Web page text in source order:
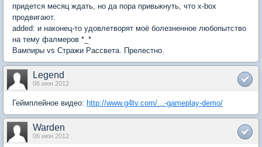
придется месяц ждать, но да пора привыкнуть, что x-box
продвигают.
added: и наконец-то удовлетворят моё болезненное любопытство
на тему фалмеров *_*
Вампиры vs Стражи Рассвета. Прелестно.
Legend
06 июн 2012
Геймплейное видео: http://www.g4tv.com/...-gameplay-demo/
Warden
06 июн 2012